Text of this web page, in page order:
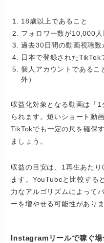
18歳以上であること
フォロワー数が10,000人
過去30日間の動画視聴
日本で登録されたTikTok
個人アカウントであるこ
外）
収益化対象となる動画は「
られます。短いショート動
TikTokでも一定の尺を確保
ましょう。
収益の目安は、1再生あた
ます。YouTubeと比較する
力なアルゴリズムによって
ーを増やせる可能性がありま
Instagramリールで稼ぐ場